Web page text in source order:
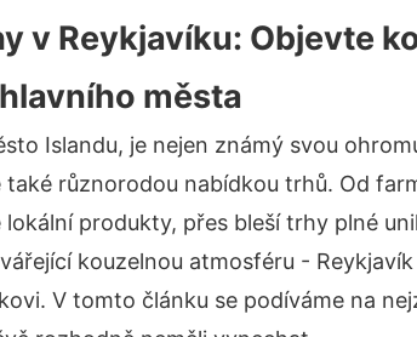
v Reykjavíku: Objevte
města
Islandu, je nejen známý svou
také různorodou nabídkou trhů. Od
produkty, přes bleší trhy plné
kouzelnou atmosféru -
V tomto článku se podíváme na